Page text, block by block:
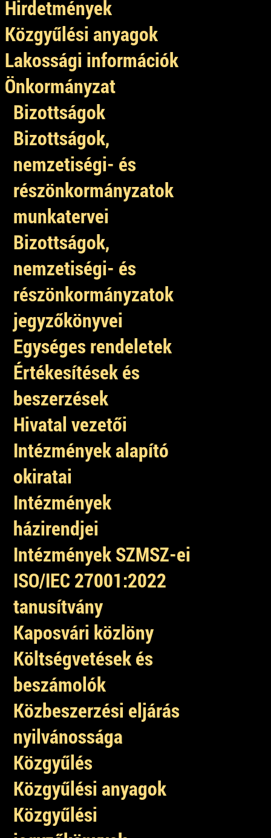
Hirdetmények
Közgyűlési anyagok
Lakossági információk
Önkormányzat
Bizottságok
Bizottságok,
nemzetiségi- és
részönkormányzatok
munkatervei
Bizottságok,
nemzetiségi- és
részönkormányzatok
jegyzőkönyvei
Egységes rendeletek
Értékesítések és
beszerzések
Hivatal vezetői
Intézmények alapító
okiratai
Intézmények
házirendjei
Intézmények SZMSZ-ei
ISO/IEC 27001:2022
tanusítvány
Kaposvári közlöny
Költségvetések és
beszámolók
Közbeszerzési eljárás
nyilvánossága
Közgyűlés
Közgyűlési anyagok
Közgyűlési